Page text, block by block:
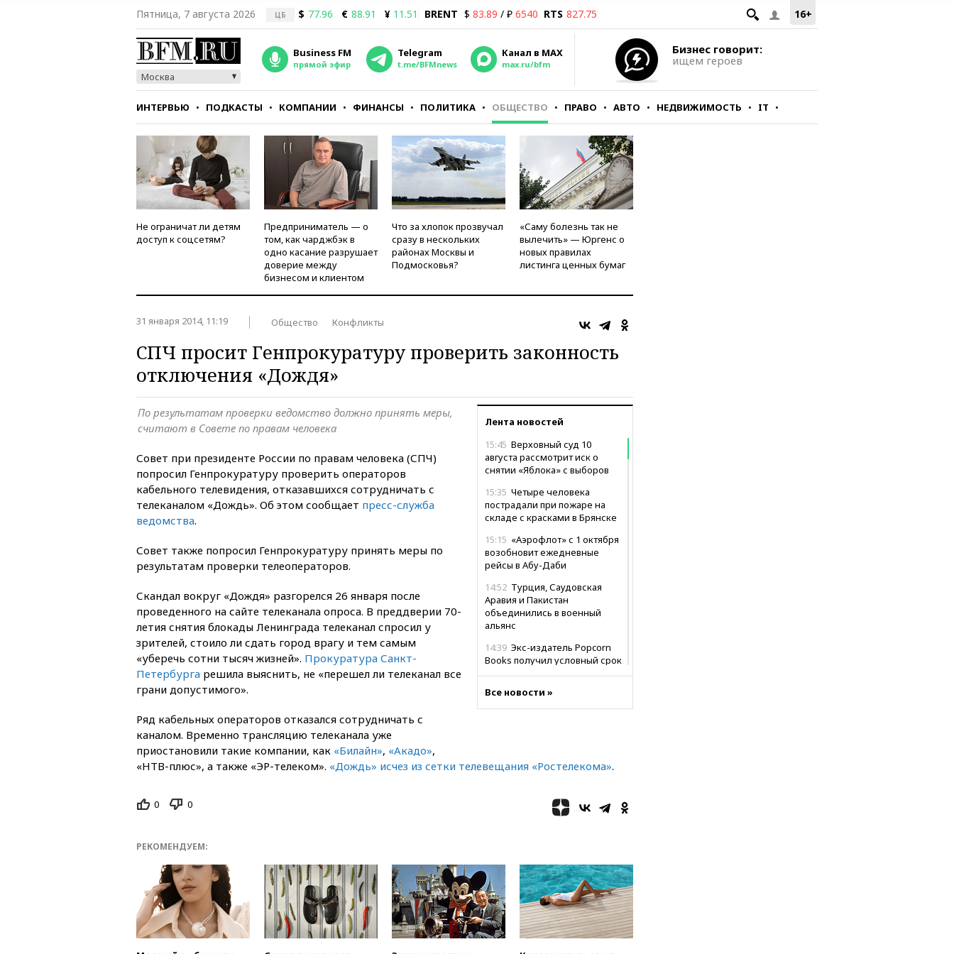
16+
Пятница, 7 августа 2026 ЦБ $ 77.96 € 88.91 ¥ 11.51 BRENT $ 83.89 / ₽ 6540 RTS 827.75
Москва
Business FM
прямой эфир
Telegram
t.me/BFMnews
Канал в MAX
max.ru/bfm
Бизнес говорит:
ищем героев
ИНТЕРВЬЮ ПОДКАСТЫ КОМПАНИИ ФИНАНСЫ ПОЛИТИКА ОБЩЕСТВО ПРАВО АВТО НЕДВИЖИМОСТЬ IT
СТИЛЬ ТЕСТЫ
Не ограничат ли детям
доступ к соцсетям?
Предприниматель — о
том, как чарджбэк в
одно касание разрушает
доверие между
бизнесом и клиентом
Что за хлопок прозвучал
сразу в нескольких
районах Москвы и
Подмосковья?
«Саму болезнь так не
вылечить» — Юргенс о
новых правилах
листинга ценных бумаг
31 января 2014, 11:19 Общество Конфликты
СПЧ просит Генпрокуратуру проверить законность
отключения «Дождя»
Лента новостей
15:45 Верховный суд 10
августа рассмотрит иск о
снятии «Яблока» с выборов
15:35 Четыре человека
пострадали при пожаре на
складе с красками в Брянске
15:15 «Аэрофлот» с 1 октября
возобновит ежедневные
рейсы в Абу-Даби
14:52 Турция, Саудовская
Аравия и Пакистан
объединились в военный
альянс
14:39 Экс-издатель Popcorn
Books получил условный срок
14:34 Минпромторг не
намерен сокращать перечень
одобрил открытие сезона на
Глава Тувы включил
сенатора Нарусову в список
программу по открытию
партнерских хабов
13:53
Сенаторы Аргентины
одобрили скандальный
законопроект о частной
собственности
Все новости »
По результатам проверки ведомство должно принять меры,
считают в Совете по правам человека
Совет при президенте России по правам человека (СПЧ)
попросил Генпрокуратуру проверить операторов
кабельного телевидения, отказавшихся сотрудничать с
телеканалом «Дождь». Об этом сообщает пресс-служба
ведомства.
Совет также попросил Генпрокуратуру принять меры по
результатам проверки телеоператоров.
Скандал вокруг «Дождя» разгорелся 26 января после
проведенного на сайте телеканала опроса. В преддверии 70-
летия снятия блокады Ленинграда телеканал спросил у
зрителей, стоило ли сдать город врагу и тем самым
«уберечь сотни тысяч жизней». Прокуратура Санкт-
Петербурга решила выяснить, не «перешел ли телеканал все
грани допустимого».
Ряд кабельных операторов отказался сотрудничать с
каналом. Временно трансляцию телеканала уже
приостановили такие компании, как «Билайн», «Акадо»,
«НТВ-плюс», а также «ЭР-телеком». «Дождь» исчез из сетки телевещания «Ростелекома».
0 0
РЕКОМЕНДУЕМ: